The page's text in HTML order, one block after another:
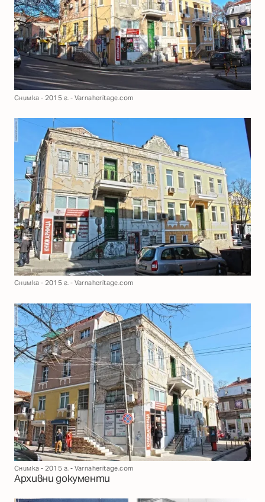
Снимка - 2015 г. - Varnaheritage.com
Снимка - 2015 г. - Varnaheritage.com
Снимка - 2015 г. - Varnaheritage.com
Архивни документи